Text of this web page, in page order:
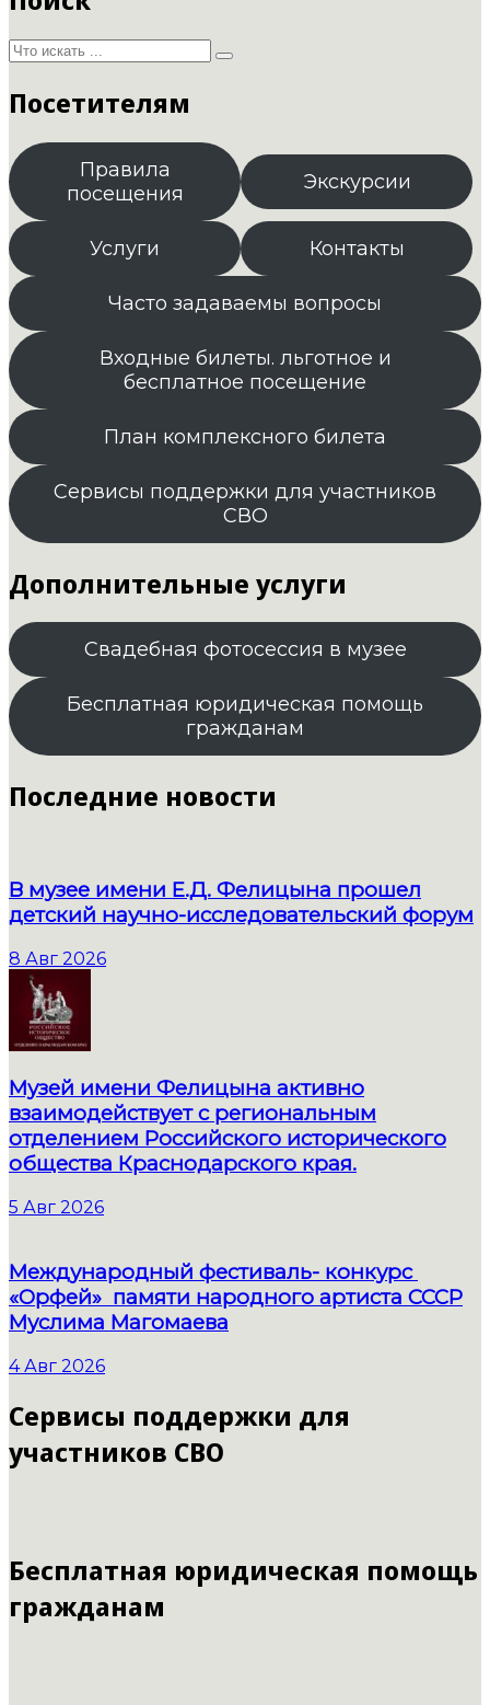
Посетителям
Правила
посещения
Экскурсии
Услуги Контакты
Часто задаваемы вопросы
Входные билеты. льготное и
бесплатное посещение
План комплексного билета
Сервисы поддержки для участников
СВО
Дополнительные услуги
Свадебная фотосессия в музее
Бесплатная юридическая помощь
гражданам
Последние новости
В музее имени Е.Д. Фелицына прошел
детский научно-исследовательский форум
8 Авг 2026
Музей имени Фелицына активно
взаимодействует с региональным
отделением Российского исторического
общества Краснодарского края.
5 Авг 2026
Международный фестиваль- конкурс
«Орфей» памяти народного артиста СССР
Муслима Магомаева
4 Авг 2026
Сервисы поддержки для
участников СВО
Бесплатная юридическая помощь
гражданам